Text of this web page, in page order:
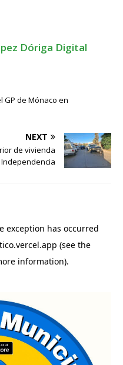
Dóriga Digital
GP de Mónaco en
NEXT
de vivienda